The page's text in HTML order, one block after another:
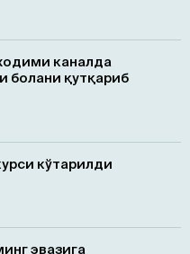
каналда
болани қутқариб
кўтарилди
эвазига